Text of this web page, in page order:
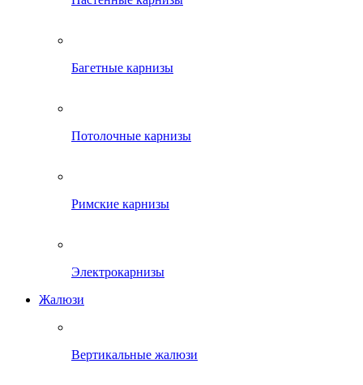
Багетные карнизы
Потолочные карнизы
Римские карнизы
Электрокарнизы
Жалюзи
Вертикальные жалюзи